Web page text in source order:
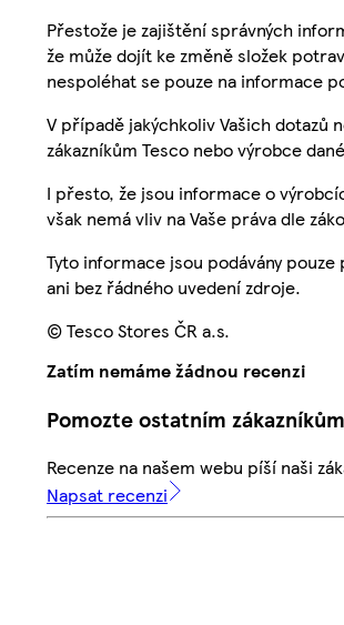
Přestože je zajištění správných
že může dojít ke změně složek
nespoléhat se pouze na informace
V případě jakýchkoliv Vašich dotazů
zákazníkům Tesco nebo výrobce
I přesto, že jsou informace o
však nemá vliv na Vaše práva dle
Tyto informace jsou podávány
ani bez řádného uvedení zdroje.
© Tesco Stores ČR a.s.
Zatím nemáme žádnou recenzi
Pomozte ostatním zákazníkům
Recenze na našem webu píší naši
Napsat recenzi